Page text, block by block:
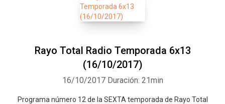
Rayo Total Radio Temporada 6x13
(16/10/2017)
16/10/2017 Duración: 21min
Programa número 12 de la SEXTA temporada de Rayo Total